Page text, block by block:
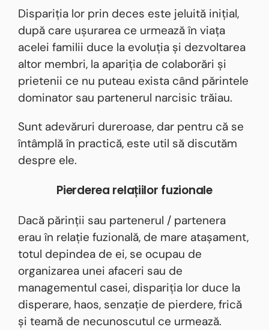
Dispariția lor prin deces este jeluită inițial,
după care ușurarea ce urmează în viața
acelei familii duce la evoluția și dezvoltarea
altor membri, la apariția de colaborări și
prietenii ce nu puteau exista când părintele
dominator sau partenerul narcisic trăiau.
Sunt adevăruri dureroase, dar pentru că se
întâmplă în practică, este util să discutăm
despre ele.
Pierderea relațiilor fuzionale
Dacă părinții sau partenerul / partenera
erau în relație fuzională, de mare atașament,
totul depindea de ei, se ocupau de
organizarea unei afaceri sau de
managementul casei, dispariția lor duce la
disperare, haos, senzație de pierdere, frică
și teamă de necunoscutul ce urmează.